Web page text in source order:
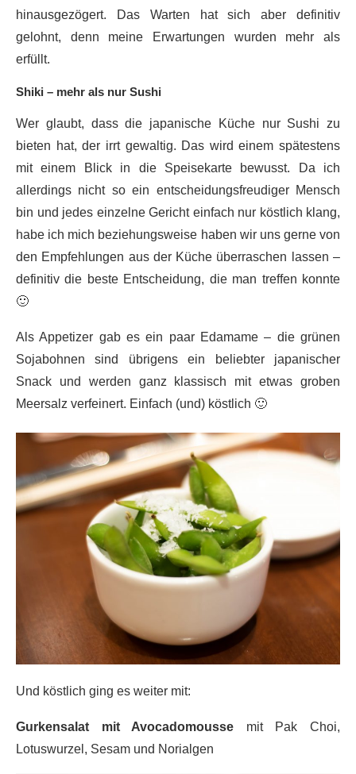
hinausgezögert. Das Warten hat sich aber definitiv
gelohnt, denn meine Erwartungen wurden mehr als
erfüllt.
Shiki – mehr als nur Sushi
Wer glaubt, dass die japanische Küche nur Sushi zu
bieten hat, der irrt gewaltig. Das wird einem spätestens
mit einem Blick in die Speisekarte bewusst. Da ich
allerdings nicht so ein entscheidungsfreudiger Mensch
bin und jedes einzelne Gericht einfach nur köstlich klang,
habe ich mich beziehungsweise haben wir uns gerne von
den Empfehlungen aus der Küche überraschen lassen –
definitiv die beste Entscheidung, die man treffen konnte
🙂
Als Appetizer gab es ein paar Edamame – die grünen
Sojabohnen sind übrigens ein beliebter japanischer
Snack und werden ganz klassisch mit etwas groben
Meersalz verfeinert. Einfach (und) köstlich 🙂
Und köstlich ging es weiter mit:
Gurkensalat mit Avocadomousse mit Pak Choi,
Lotuswurzel, Sesam und Norialgen